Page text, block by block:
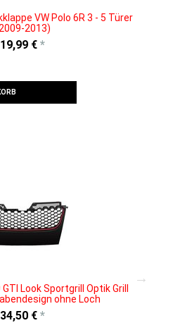
VW Polo 6R 3 - 5 Türer
2013)
19,99 € *
GTI Look Sportgrill Optik Grill
ohne Loch
34,50 € *